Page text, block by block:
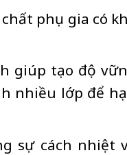
phụ gia có
giúp tạo độ
nhiều lớp để
sự cách nhiệt